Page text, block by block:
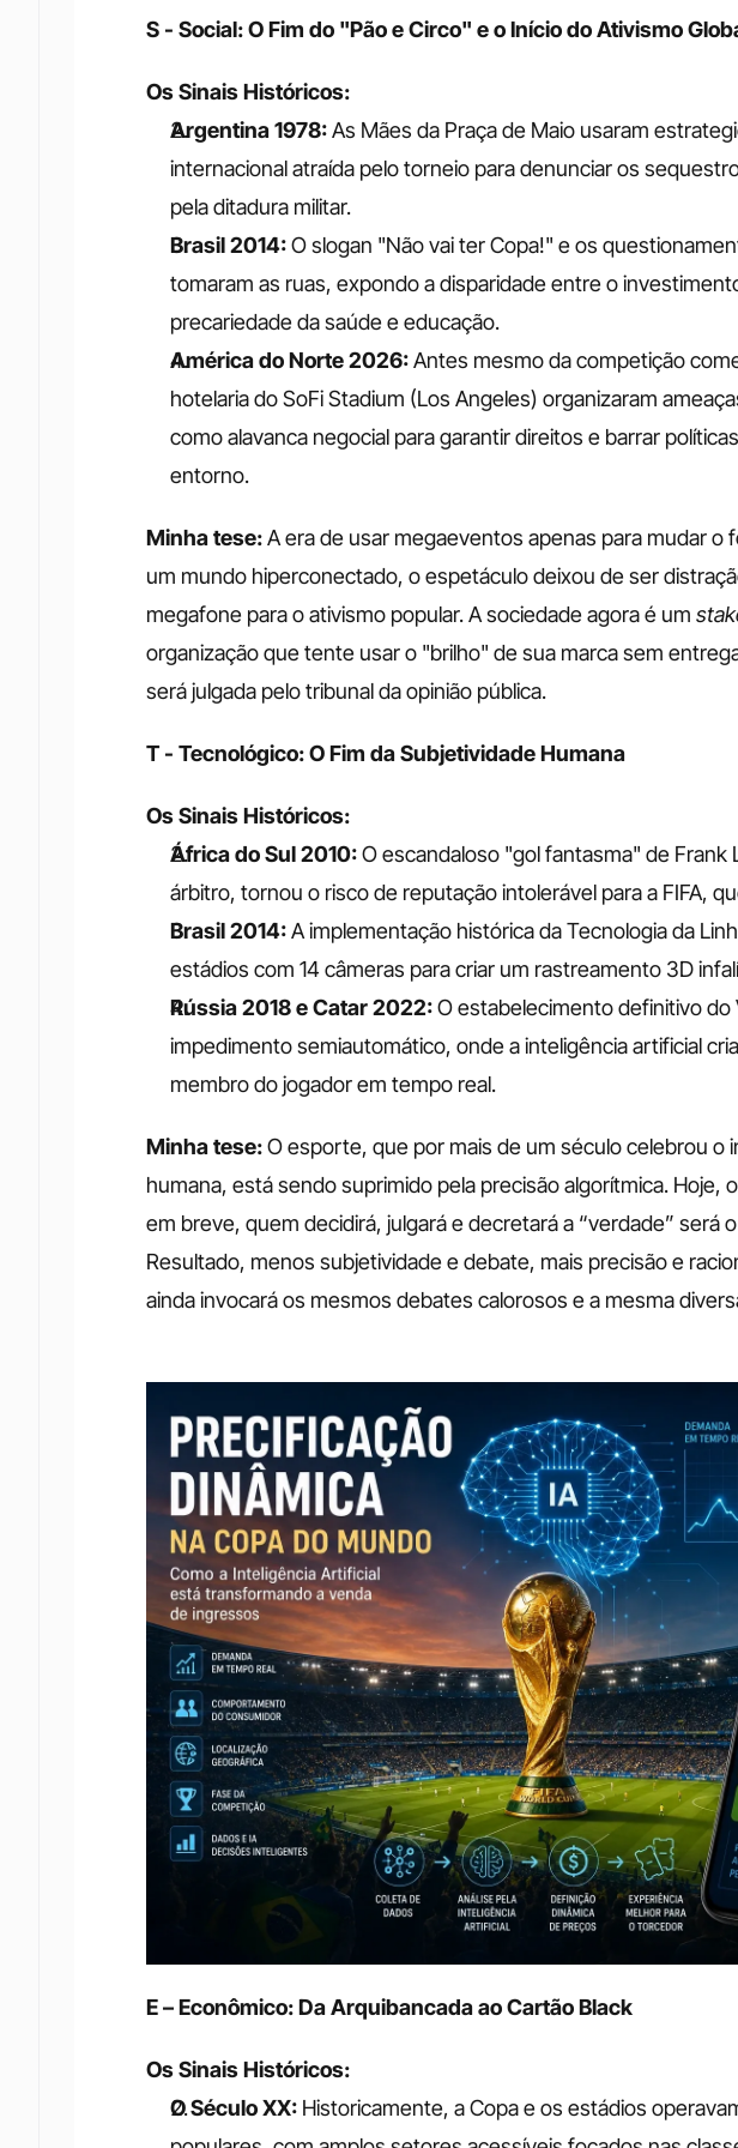
S - Social: O Fim do "Pão e Circo" e o Início do Ativismo
Os Sinais Históricos:
Argentina 1978: As Mães da Praça de Maio usaram
internacional atraída pelo torneio para denunciar os
pela ditadura militar.
Brasil 2014: O slogan "Não vai ter Copa!" e os
tomaram as ruas, expondo a disparidade entre o
precariedade da saúde e educação.
América do Norte 2026: Antes mesmo da competição
hotelaria do SoFi Stadium (Los Angeles) organizaram
como alavanca negocial para garantir direitos e barrar
entorno.
Minha tese: A era de usar megaeventos apenas para mudar o
um mundo hiperconectado, o espetáculo deixou de ser
megafone para o ativismo popular. A sociedade agora é um
organização que tente usar o "brilho" de sua marca sem
será julgada pelo tribunal da opinião pública.
T - Tecnológico: O Fim da Subjetividade Humana
Os Sinais Históricos:
África do Sul 2010: O escandaloso "gol fantasma" de Frank
árbitro, tornou o risco de reputação intolerável para a FIFA,
Brasil 2014: A implementação histórica da Tecnologia da
estádios com 14 câmeras para criar um rastreamento 3D
Rússia 2018 e Catar 2022: O estabelecimento definitivo do
impedimento semiautomático, onde a inteligência artificial
membro do jogador em tempo real.
Minha tese: O esporte, que por mais de um século celebrou o
humana, está sendo suprimido pela precisão algorítmica. Hoje,
em breve, quem decidirá, julgará e decretará a “verdade” será
Resultado, menos subjetividade e debate, mais precisão e
ainda invocará os mesmos debates calorosos e a mesma
E – Econômico: Da Arquibancada ao Cartão Black
Os Sinais Históricos:
O Século XX: Historicamente, a Copa e os estádios